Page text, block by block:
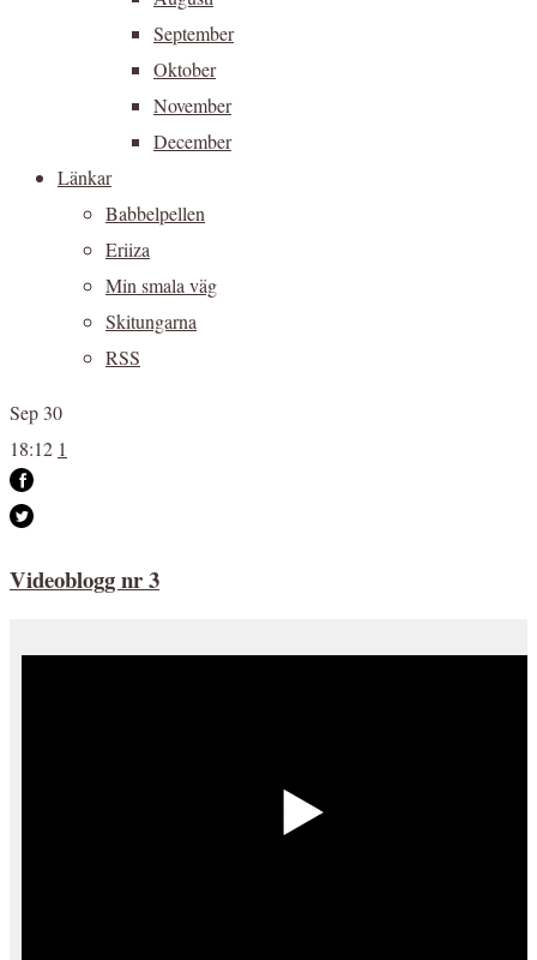
September
Oktober
November
December
Länkar
Babbelpellen
Eriiza
Min smala väg
Skitungarna
RSS
Sep 30
18:12 1
Videoblogg nr 3